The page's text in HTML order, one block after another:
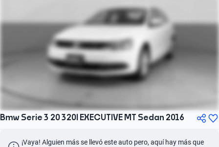
Bmw Serie 3 20 320I EXECUTIVE MT Sedan 2016
¡Vaya! Alguien más se llevó este auto pero, aquí hay más que